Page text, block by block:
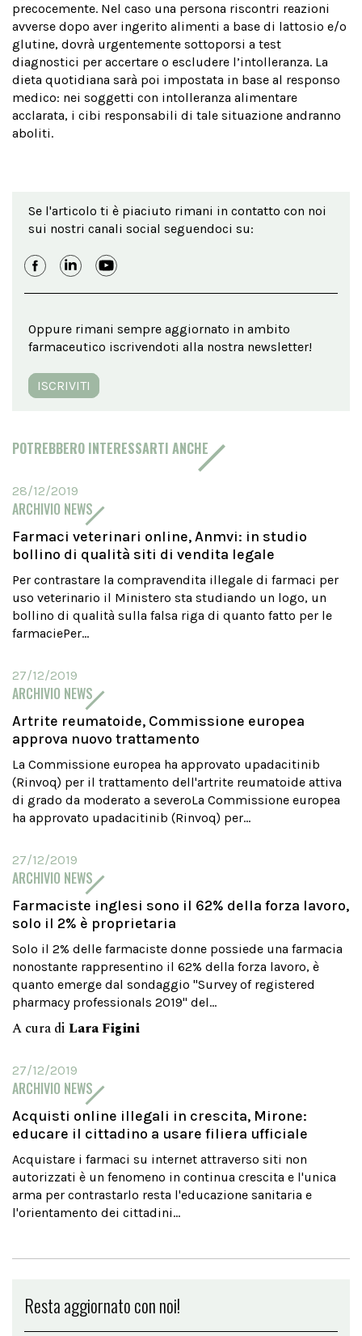
precocemente. Nel caso una persona riscontri reazioni
avverse dopo aver ingerito alimenti a base di lattosio e/o
glutine, dovrà urgentemente sottoporsi a test
diagnostici per accertare o escludere l’intolleranza. La
dieta quotidiana sarà poi impostata in base al responso
medico: nei soggetti con intolleranza alimentare
acclarata, i cibi responsabili di tale situazione andranno
aboliti.
Se l'articolo ti è piaciuto rimani in contatto con noi
sui nostri canali social seguendoci su:
Oppure rimani sempre aggiornato in ambito
farmaceutico iscrivendoti alla nostra newsletter!
ISCRIVITI
POTREBBERO INTERESSARTI ANCHE
28/12/2019
ARCHIVIO NEWS
Farmaci veterinari online, Anmvi: in studio
bollino di qualità siti di vendita legale
Per contrastare la compravendita illegale di farmaci per
uso veterinario il Ministero sta studiando un logo, un
bollino di qualità sulla falsa riga di quanto fatto per le
farmaciePer...
27/12/2019
ARCHIVIO NEWS
Artrite reumatoide, Commissione europea
approva nuovo trattamento
La Commissione europea ha approvato upadacitinib
(Rinvoq) per il trattamento dell'artrite reumatoide attiva
di grado da moderato a severoLa Commissione europea
ha approvato upadacitinib (Rinvoq) per...
27/12/2019
ARCHIVIO NEWS
Farmaciste inglesi sono il 62% della forza lavoro,
solo il 2% è proprietaria
Solo il 2% delle farmaciste donne possiede una farmacia
nonostante rappresentino il 62% della forza lavoro, è
quanto emerge dal sondaggio "Survey of registered
pharmacy professionals 2019" del...
A cura di Lara Figini
27/12/2019
ARCHIVIO NEWS
Acquisti online illegali in crescita, Mirone:
educare il cittadino a usare filiera ufficiale
Acquistare i farmaci su internet attraverso siti non
autorizzati è un fenomeno in continua crescita e l'unica
arma per contrastarlo resta l'educazione sanitaria e
l'orientamento dei cittadini...
Resta aggiornato con noi!